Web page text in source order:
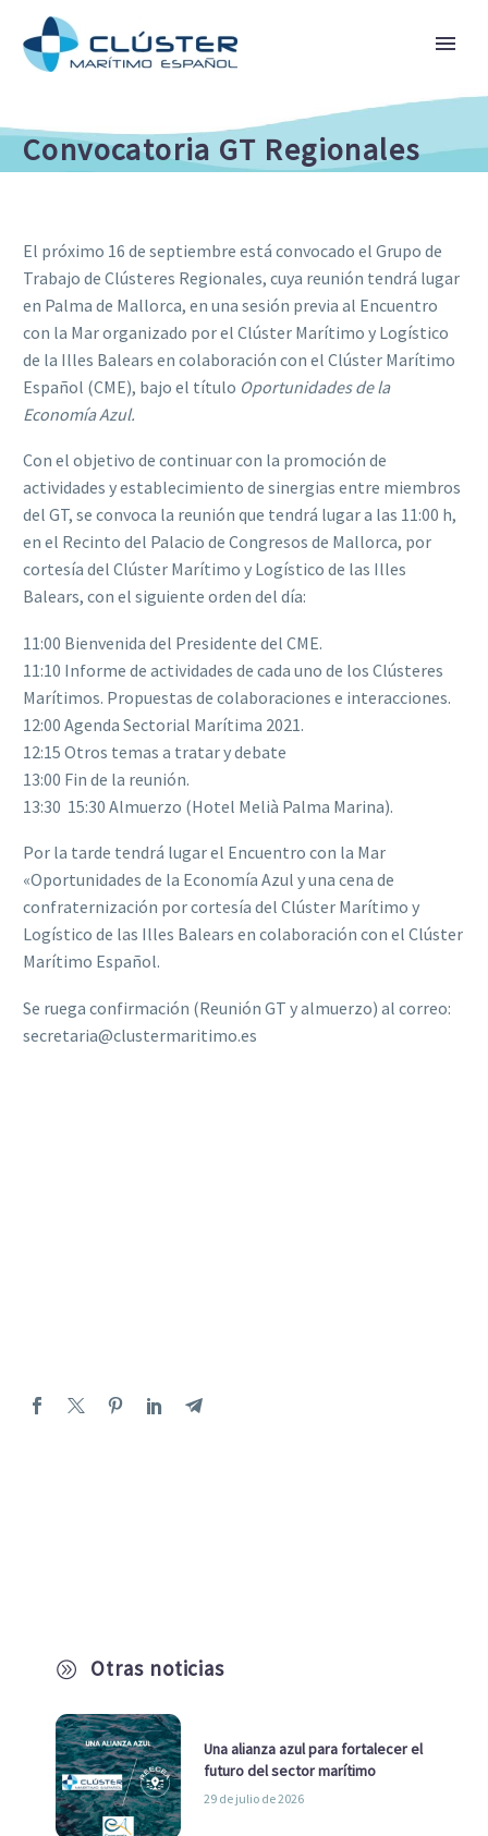
Convocatoria GT Regionales
A Otras noticias
Una alianza azul para fortalecer el
futuro del sector marítimo
29 de julio de 2026
El próximo 16 de septiembre está convocado el Grupo de
Trabajo de Clústeres Regionales, cuya reunión tendrá lugar
en Palma de Mallorca, en una sesión previa al Encuentro
con la Mar organizado por el Clúster Marítimo y Logístico
de la Illes Balears en colaboración con el Clúster Marítimo
Español (CME), bajo el título Oportunidades de la
Economía Azul.
Con el objetivo de continuar con la promoción de
actividades y establecimiento de sinergias entre miembros
del GT, se convoca la reunión que tendrá lugar a las 11:00 h,
en el Recinto del Palacio de Congresos de Mallorca, por
cortesía del Clúster Marítimo y Logístico de las Illes
Balears, con el siguiente orden del día:
11:00 Bienvenida del Presidente del CME.
11:10 Informe de actividades de cada uno de los Clústeres
Marítimos. Propuestas de colaboraciones e interacciones.
12:00 Agenda Sectorial Marítima 2021.
12:15 Otros temas a tratar y debate
13:00 Fin de la reunión.
13:30  15:30 Almuerzo (Hotel Melià Palma Marina).
Por la tarde tendrá lugar el Encuentro con la Mar
«Oportunidades de la Economía Azul y una cena de
confraternización por cortesía del Clúster Marítimo y
Logístico de las Illes Balears en colaboración con el Clúster
Marítimo Español.
Se ruega confirmación (Reunión GT y almuerzo) al correo:
secretaria@clustermaritimo.es